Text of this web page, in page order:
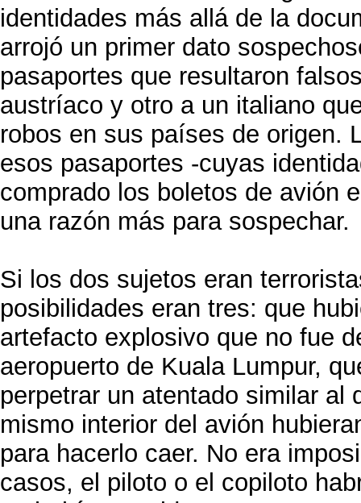
identidades más allá de la
arrojó un primer dato
pasaportes que resultaron
austríaco y otro a un italiano
robos en sus países de origen.
esos pasaportes -cuyas
comprado los boletos de avión
una razón más para sospechar.
Si los dos sujetos eran
posibilidades eran tres: que
artefacto explosivo que no fue
aeropuerto de Kuala Lumpur,
perpetrar un atentado similar al
mismo interior del avión
para hacerlo caer. No era
casos, el piloto o el copiloto